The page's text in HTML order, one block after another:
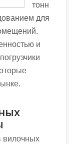
тонн
для
и
вилочных